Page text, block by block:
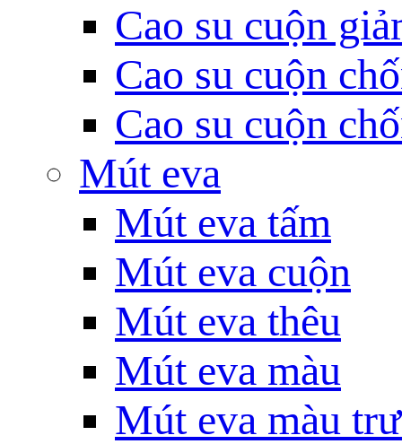
Cao su cuộn
Cao su cuộn
Cao su cuộn
Mút eva
Mút eva tấm
Mút eva cuộn
Mút eva thêu
Mút eva màu
Mút eva màu